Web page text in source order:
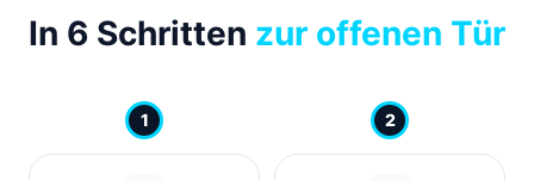
In 6 Schritten zur offenen Tür
1 2